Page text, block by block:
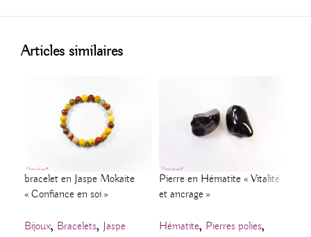
Articles similaires
bracelet en Jaspe Mokaite
« Confiance en soi »
Bijoux, Bracelets, Jaspe
Pierre en Hématite « Vitalité
et ancrage »
Hématite, Pierres polies,